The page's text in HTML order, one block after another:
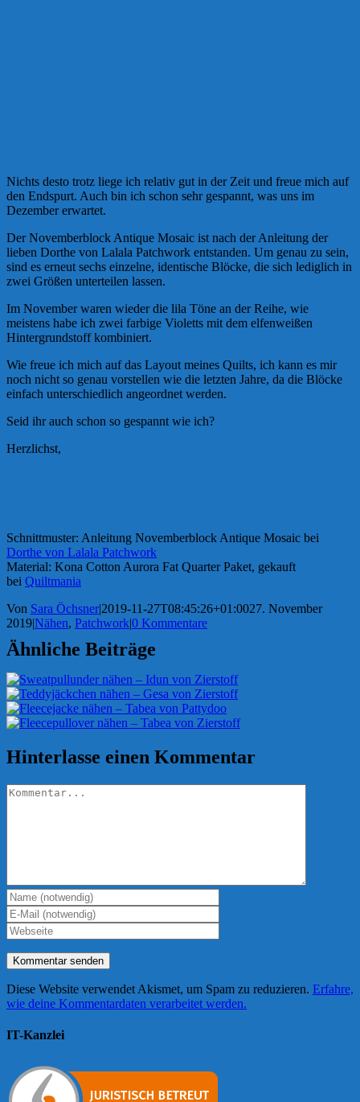
Nichts desto trotz liege ich relativ gut in der Zeit und freue mich auf
den Endspurt. Auch bin ich schon sehr gespannt, was uns im
Dezember erwartet.
Der Novemberblock Antique Mosaic ist nach der Anleitung der
lieben Dorthe von Lalala Patchwork entstanden. Um genau zu sein,
sind es erneut sechs einzelne, identische Blöcke, die sich lediglich in
zwei Größen unterteilen lassen.
Im November waren wieder die lila Töne an der Reihe, wie
meistens habe ich zwei farbige Violetts mit dem elfenweißen
Hintergrundstoff kombiniert.
Wie freue ich mich auf das Layout meines Quilts, ich kann es mir
noch nicht so genau vorstellen wie die letzten Jahre, da die Blöcke
einfach unterschiedlich angeordnet werden.
Seid ihr auch schon so gespannt wie ich?
Herzlichst,
Schnittmuster: Anleitung Novemberblock Antique Mosaic bei
Dorthe von Lalala Patchwork
Material: Kona Cotton Aurora Fat Quarter Paket, gekauft
bei Quiltmania
Von Sara Öchsner|2019-11-27T08:45:26+01:0027. November
2019|Nähen, Patchwork|0 Kommentare
Ähnliche Beiträge
Hinterlasse einen Kommentar
Kommentar
Diese Website verwendet Akismet, um Spam zu reduzieren. Erfahre,
wie deine Kommentardaten verarbeitet werden.
IT-Kanzlei